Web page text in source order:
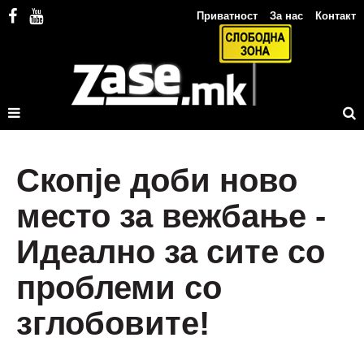
Приватност За нас Контакт
Скопје доби ново
место за вежбање -
Идеално за сите со
проблеми со
зглобовите!